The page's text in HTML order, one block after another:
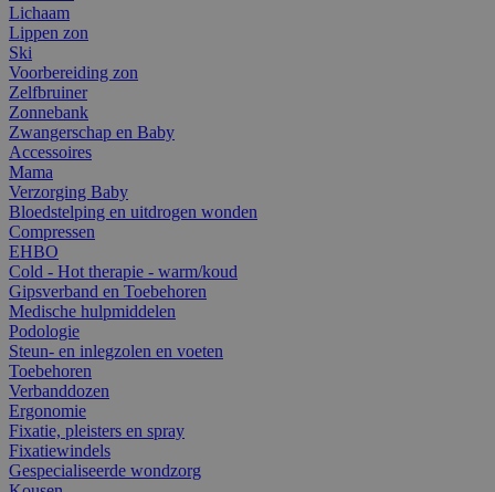
Lichaam
Lippen zon
Ski
Voorbereiding zon
Zelfbruiner
Zonnebank
Zwangerschap en Baby
Accessoires
Mama
Verzorging Baby
Bloedstelping en uitdrogen wonden
Compressen
EHBO
Cold - Hot therapie - warm/koud
Gipsverband en Toebehoren
Medische hulpmiddelen
Podologie
Steun- en inlegzolen en voeten
Toebehoren
Verbanddozen
Ergonomie
Fixatie, pleisters en spray
Fixatiewindels
Gespecialiseerde wondzorg